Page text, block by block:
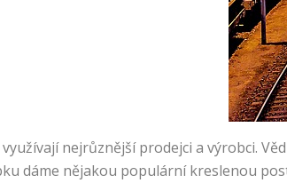
nejrůznější prodejci a výrobci.
dáme nějakou populární kreslenou